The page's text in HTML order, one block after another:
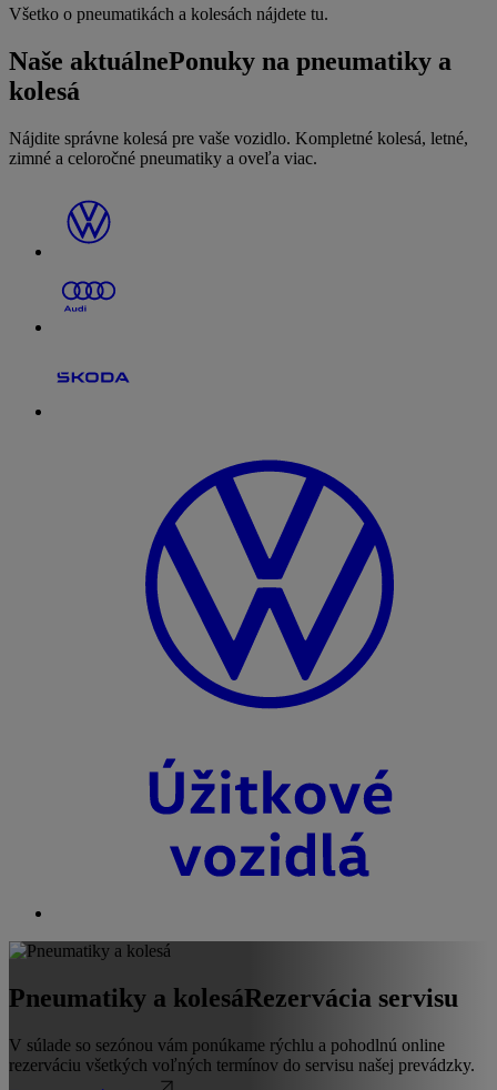
Všetko o pneumatikách a kolesách nájdete tu.
Naše aktuálnePonuky na pneumatiky a
kolesá
Nájdite správne kolesá pre vaše vozidlo. Kompletné kolesá, letné,
zimné a celoročné pneumatiky a oveľa viac.
Pneumatiky a kolesáRezervácia servisu
V súlade so sezónou vám ponúkame rýchlu a pohodlnú online
rezerváciu všetkých voľných termínov do servisu našej prevádzky.